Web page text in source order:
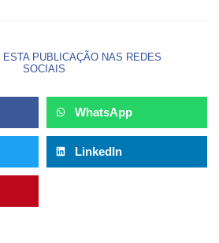
PUBLICAÇÃO NAS REDES
SOCIAIS
WhatsApp
LinkedIn